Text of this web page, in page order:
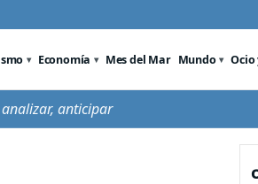
Economía Mes del Mar Mundo
anticipar